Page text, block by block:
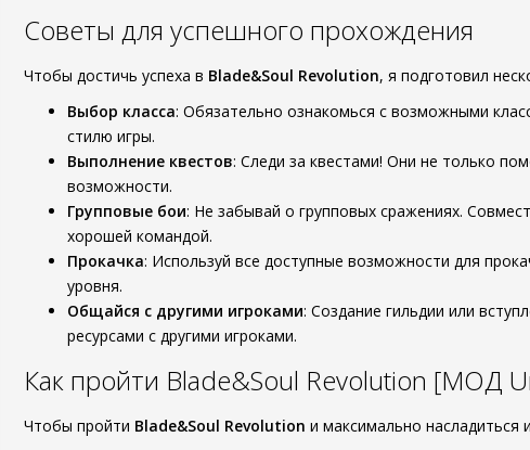
Советы для успешного прохождения
Чтобы достичь успеха в Blade&Soul Revolution, я подготовил
Выбор класса: Обязательно ознакомься с возможными
стилю игры.
Выполнение квестов: Следи за квестами! Они не только
возможности.
Групповые бои: Не забывай о групповых сражениях.
хорошей командой.
Прокачка: Используй все доступные возможности для
уровня.
Общайся с другими игроками: Создание гильдии или
ресурсами с другими игроками.
Как пройти Blade&Soul Revolution [МОД
Чтобы пройти Blade&Soul Revolution и максимально насладиться